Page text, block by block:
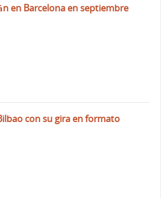
en Barcelona en septiembre
con su gira en formato